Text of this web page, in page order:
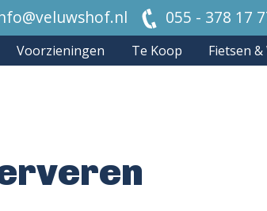
055 - 378 17
Voorzieningen Te Koop Fietsen